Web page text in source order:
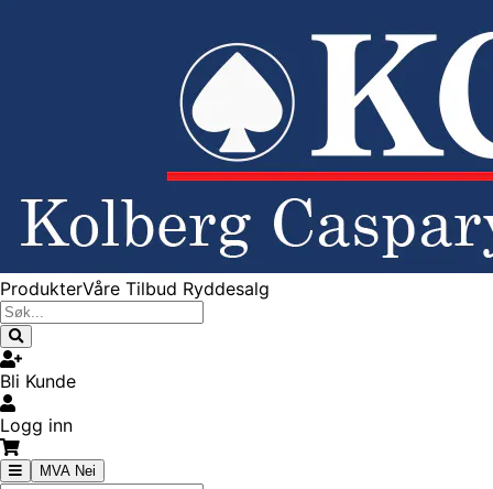
ProdukterVåre Tilbud Ryddesalg
Bli Kunde
Logg inn
MVA Nei